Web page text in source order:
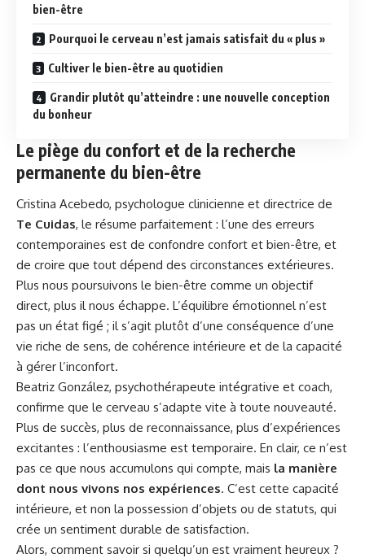
bien-être
Pourquoi le cerveau n’est jamais satisfait du « plus »
Cultiver le bien-être au quotidien
Grandir plutôt qu’atteindre : une nouvelle conception
du bonheur
Le piège du confort et de la recherche
permanente du bien-être
Cristina Acebedo, psychologue clinicienne et directrice de
Te Cuidas, le résume parfaitement : l’une des erreurs
contemporaines est de confondre confort et bien-être, et
de croire que tout dépend des circonstances extérieures.
Plus nous poursuivons le bien-être comme un objectif
direct, plus il nous échappe. L’équilibre émotionnel n’est
pas un état figé ; il s’agit plutôt d’une conséquence d’une
vie riche de sens, de cohérence intérieure et de la capacité
à gérer l’inconfort.
Beatriz González, psychothérapeute intégrative et coach,
confirme que le cerveau s’adapte vite à toute nouveauté.
Plus de succès, plus de reconnaissance, plus d’expériences
excitantes : l’enthousiasme est temporaire. En clair, ce n’est
pas ce que nous accumulons qui compte, mais la manière
dont nous vivons nos expériences. C’est cette capacité
intérieure, et non la possession d’objets ou de statuts, qui
crée un sentiment durable de satisfaction.
Alors, comment savoir si quelqu’un est vraiment heureux ?